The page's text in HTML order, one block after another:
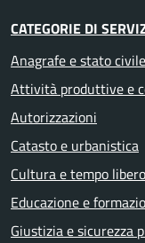
CATEGORIE DI
Anagrafe e stato civile
Attività produttive e
Autorizzazioni
Catasto e urbanistica
Cultura e tempo libero
Educazione e
Giustizia e sicurezza